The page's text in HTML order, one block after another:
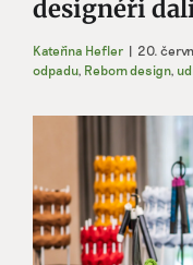
designéři
Kateřina Hefler | 20.
odpadu, Reborn design,
obrázek